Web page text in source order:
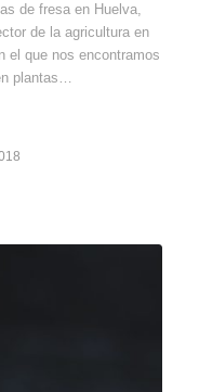
de fresa en Huelva,
de la agricultura en
el que nos encontramos
plantas…